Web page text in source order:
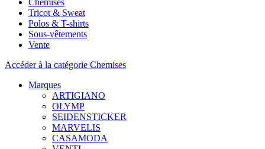
Chemises
Tricot & Sweat
Polos & T-shirts
Sous-vêtements
Vente
Accéder à la catégorie Chemises
Marques
ARTIGIANO
OLYMP
SEIDENSTICKER
MARVELIS
CASAMODA